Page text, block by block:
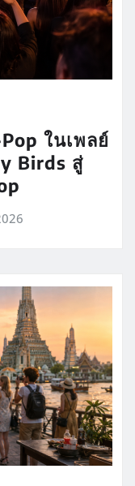
ในเพลย์
Birds สู่